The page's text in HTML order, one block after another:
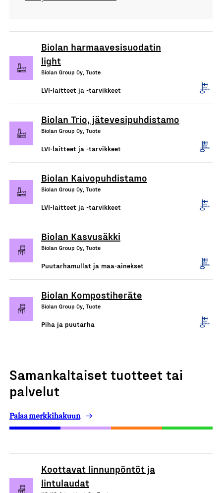
Biolan harmaavesisuodatin
light
Biolan Group Oy, Tuote
LVI-laitteet ja -tarvikkeet
Biolan Trio, jätevesipuhdistamo
Biolan Group Oy, Tuote
LVI-laitteet ja -tarvikkeet
Biolan Kaivopuhdistamo
Biolan Group Oy, Tuote
LVI-laitteet ja -tarvikkeet
Biolan Kasvusäkki
Biolan Group Oy, Tuote
Puutarhamullat ja maa-ainekset
Biolan Kompostiheräte
Biolan Group Oy, Tuote
Piha ja puutarha
Samankaltaiset tuotteet tai
palvelut
Palaa merkkihakuun
Koottavat linnunpöntöt ja
lintulaudat